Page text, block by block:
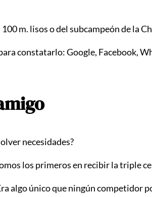
m. lisos o del subcampeón de la
constatarlo: Google, Facebook,
necesidades?
los primeros en recibir la triple
algo único que ningún competidor